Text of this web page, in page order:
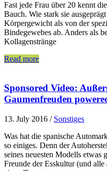
Fast jede Frau über 20 kennt
Bauch. Wie stark sie
Körpergewicht als von der
Bindegewebes ab. Anders als
Kollagenstränge
Read more
Sponsored Video:
Gaumenfreuden
13. July 2016 / Sonstiges
Was hat die spanische
so einiges. Denn der
seines neuesten Modells etwas
Freunde der Esskultur (und